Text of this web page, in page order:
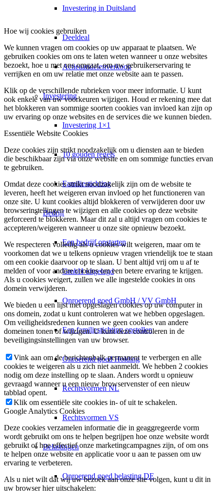
Investering in Duitsland
Deeldeal
Actieaandelenverkoop
Investering
Investering 1×1
10 gouden regels
Familiestichting
Bedrijf
Een bedrijf opstarten
GmbH uitgelegd
Onroerend goed GmbH / VV GmbH
Een familiestichting opstellen
Onroerend goed Holding
Rechtsvormen NL
Rechtsvormen VS
Belastingen
Onroerend goed belasting DE
Hoe wij cookies gebruiken
We kunnen vragen om cookies op uw apparaat te plaatsen. We
gebruiken cookies om ons te laten weten wanneer u onze websites
bezoekt, hoe u met ons omgaat, om uw gebruikerservaring te
verrijken en om uw relatie met onze website aan te passen.
Klik op de verschillende rubrieken voor meer informatie. U kunt
ook enkele van uw voorkeuren wijzigen. Houd er rekening mee dat
het blokkeren van sommige soorten cookies van invloed kan zijn op
uw ervaring op onze websites en de services die we kunnen bieden.
Essentiële Website Cookies
Deze cookies zijn strikt noodzakelijk om u diensten aan te bieden
die beschikbaar zijn via onze website en om sommige functies ervan
te gebruiken.
Omdat deze cookies strikt noodzakelijk zijn om de website te
leveren, heeft het weigeren ervan invloed op het functioneren van
onze site. U kunt cookies altijd blokkeren of verwijderen door uw
browserinstellingen te wijzigen en alle cookies op deze website
geforceerd te blokkeren. Maar dit zal u altijd vragen om cookies te
accepteren/weigeren wanneer u onze site opnieuw bezoekt.
We respecteren volledig als u cookies wilt weigeren, maar om te
voorkomen dat we u telkens opnieuw vragen vriendelijk toe te staan
om een cookie daarvoor op te slaan. U bent altijd vrij om u af te
melden of voor andere cookies om een betere ervaring te krijgen.
Als u cookies weigert, zullen we alle ingestelde cookies in ons
domein verwijderen.
We bieden u een lijst met opgeslagen cookies op uw computer in
ons domein, zodat u kunt controleren wat we hebben opgeslagen.
Om veiligheidsredenen kunnen we geen cookies van andere
domeinen tonen of wijzigen. U kunt deze controleren in de
beveiligingsinstellingen van uw browser.
Vink aan om de berichtenbalk permanent te verbergen en alle
cookies te weigeren als u zich niet aanmeldt. We hebben 2 cookies
nodig om deze instelling op te slaan. Anders wordt u opnieuw
gevraagd wanneer u een nieuw browservenster of een nieuw
tabblad opent.
Klik om essentiële site cookies in- of uit te schakelen.
Google Analytics Cookies
Deze cookies verzamelen informatie die in geaggregeerde vorm
wordt gebruikt om ons te helpen begrijpen hoe onze website wordt
gebruikt of hoe effectief onze marketingcampagnes zijn, of om ons
te helpen onze website en applicatie voor u aan te passen om uw
ervaring te verbeteren.
Als u niet wilt dat wij uw bezoek aan onze site volgen, kunt u dit in
uw browser hier uitschakelen: